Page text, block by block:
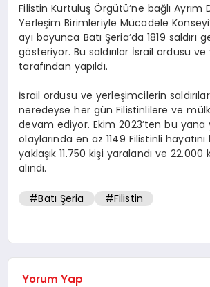
Filistin Kurtuluş Örgütü’ne bağlı Ayrım
Yerleşim Birimleriyle Mücadele
ayı boyunca Batı Şeria’da 1819 saldırı
gösteriyor. Bu saldırılar İsrail ordusu
tarafından yapıldı.
İsrail ordusu ve yerleşimcilerin
neredeyse her gün Filistinlilere ve
devam ediyor. Ekim 2023’ten bu
olaylarında en az 1149 Filistinli
yaklaşık 11.750 kişi yaralandı ve 22.000
alındı.
#Batı Şeria #Filistin
Yorum Yap